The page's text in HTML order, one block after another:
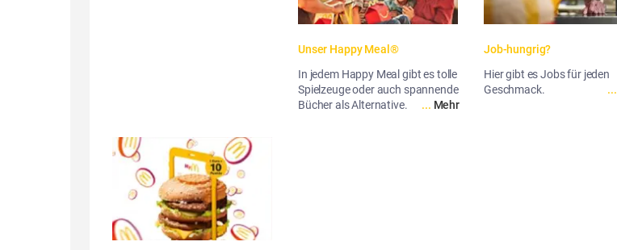
Unser Happy Meal®
In jedem Happy Meal gibt es tolle
Spielzeuge oder auch spannende
Bücher als Alternative.
... Mehr
Job-hungrig?
Hier gibt es Jobs für jeden
Geschmack.
...